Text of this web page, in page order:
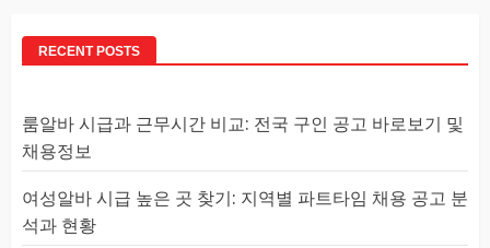
RECENT POSTS
룸알바 시급과 근무시간 비교: 전국 구인 공고 바로보기 및
채용정보
여성알바 시급 높은 곳 찾기: 지역별 파트타임 채용 공고 분
석과 현황